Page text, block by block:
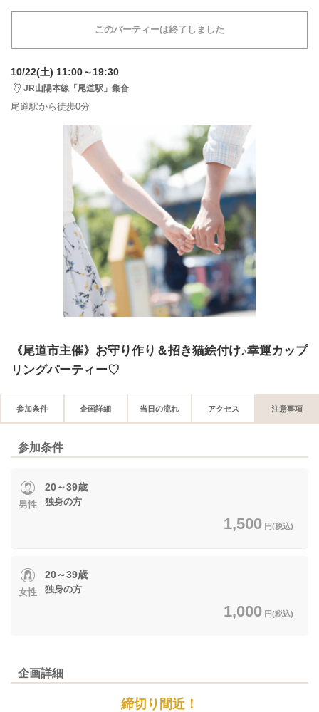
このパーティーは終了しました
10/22(土) 11:00～19:30
JR山陽本線「尾道駅」集合
尾道駅から徒歩0分
《尾道市主催》お守り作り＆招き猫絵付け♪幸運カップ
リングパーティー♡
参加条件 企画詳細 当日の流れ アクセス 注意事項
参加条件
男性
20～39歳
独身の方
1,500 円(税込)
女性
20～39歳
独身の方
1,000 円(税込)
企画詳細
締切り間近！